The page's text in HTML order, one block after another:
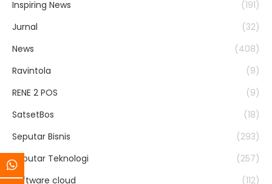
Inspiring News
(191)
Jurnal
(32)
News
(408)
Ravintola
(9)
RENE 2 POS
(9)
SatsetBos
(18)
Seputar Bisnis
(293)
Seputar Teknologi
(257)
software cloud
(112)